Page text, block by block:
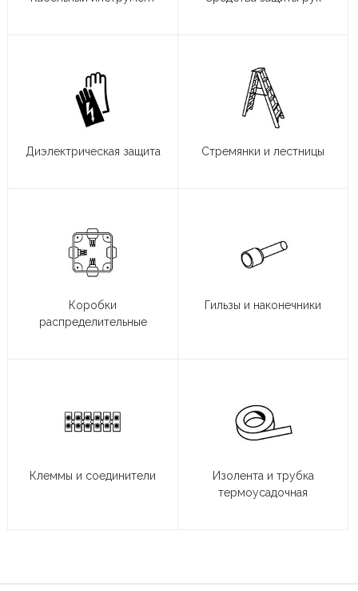
Диэлектрическая защита Стремянки и лестницы
Коробки
распределительные
Гильзы и наконечники
Клеммы и соединители
Изолента и трубка
термоусадочная